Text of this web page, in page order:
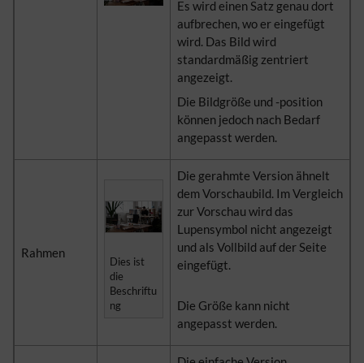
Es wird einen Satz genau dort
aufbrechen, wo er eingefügt
wird. Das Bild wird
standardmäßig zentriert
angezeigt.
Die Bildgröße und -position
können jedoch nach Bedarf
angepasst werden.
Rahmen
Dies ist
die
Beschriftu
ng
Die gerahmte Version ähnelt
dem Vorschaubild. Im Vergleich
zur Vorschau wird das
Lupensymbol nicht angezeigt
und als Vollbild auf der Seite
eingefügt.
​​​​​​​Die Größe kann nicht
angepasst werden.